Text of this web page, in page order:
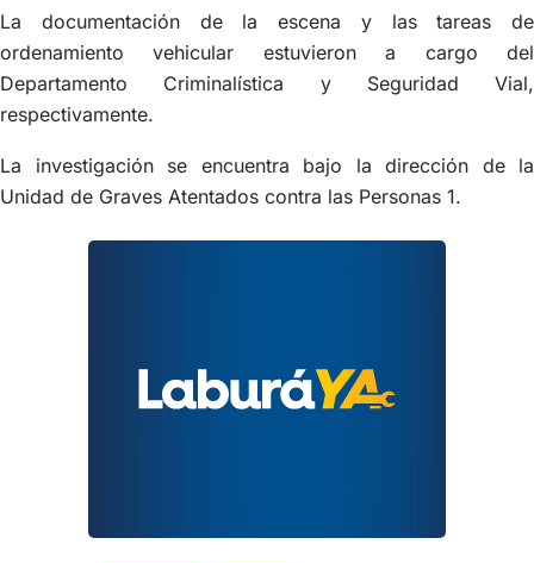
La documentación de la escena y las tareas de
ordenamiento vehicular estuvieron a cargo del
Departamento Criminalística y Seguridad Vial,
respectivamente.
La investigación se encuentra bajo la dirección de la
Unidad de Graves Atentados contra las Personas 1.